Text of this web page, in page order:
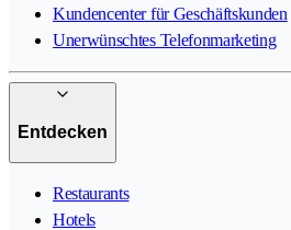
Kundencenter für Geschäftskunden
Unerwünschtes Telefonmarketing
Entdecken
Restaurants
Hotels